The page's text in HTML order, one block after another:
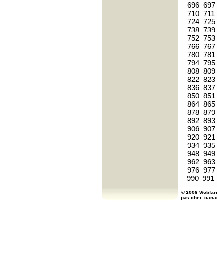
696 697
710 711
724 725
738 739
752 753
766 767
780 781
794 795
808 809
822 823
836 837
850 851
864 865
878 879
892 893
906 907
920 921
934 935
948 949
962 963
976 977
990 991
© 2008
pas cher